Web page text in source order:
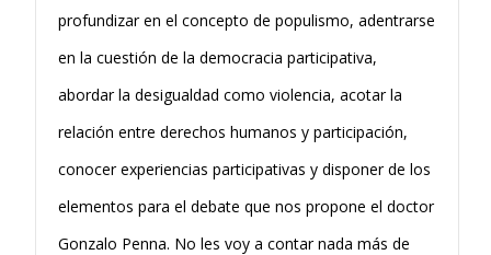
profundizar en el concepto de populismo, adentrarse
en la cuestión de la democracia participativa,
abordar la desigualdad como violencia, acotar la
relación entre derechos humanos y participación,
conocer experiencias participativas y disponer de los
elementos para el debate que nos propone el doctor
Gonzalo Penna. No les voy a contar nada más de